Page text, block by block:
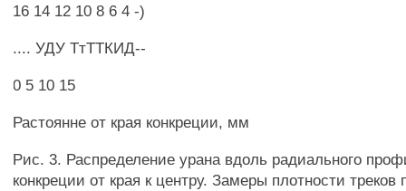
16 14 12 10 8 6 4 -)
.... УДУ ТтТТКИД--
0 5 10 15
Растоянне от края конкреции, мм
Рис. 3. Распределение урана вдоль радиального
конкреции от края к центру. Замеры плотности треков